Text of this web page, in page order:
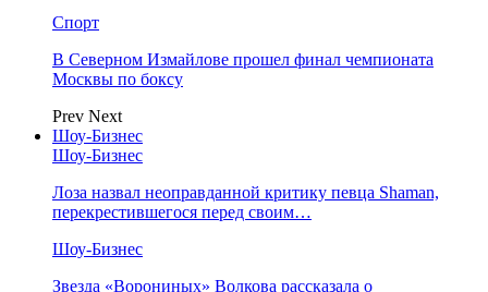
Спорт
В Северном Измайлове прошел финал чемпионата
Москвы по боксу
Prev Next
Шоу-Бизнес
Шоу-Бизнес
Лоза назвал неоправданной критику певца Shaman,
перекрестившегося перед своим…
Шоу-Бизнес
Звезда «Ворониных» Волкова рассказала о